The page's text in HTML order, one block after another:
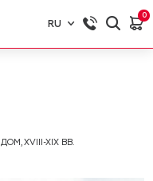
RU
RU
0
ДОМ, XVIII-XIX ВВ.